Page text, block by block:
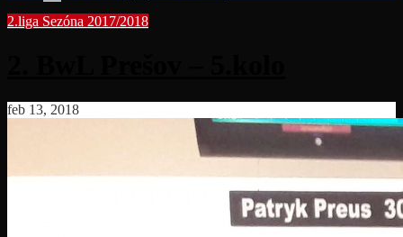
2.liga Sezóna 2017/2018
feb 13, 2018